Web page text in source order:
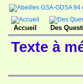
Accueil Des
Texte à